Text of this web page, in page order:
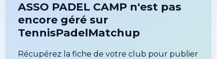
ASSO PADEL CAMP n'est pas
encore géré sur
TennisPadelMatchup
Récupérez la fiche de votre club pour publier